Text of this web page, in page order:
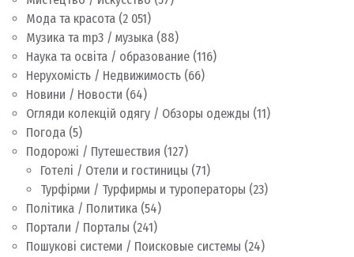
Мода та красота (2 051)
Музика та mp3 / музыка (88)
Наука та освіта / образование (116)
Нерухомість / Недвижимость (66)
Новини / Новости (64)
Огляди колекцій одягу / Обзоры одежды (11)
Погода (5)
Подорожі / Путешествия (127)
Готелі / Отели и гостиницы (71)
Турфірми / Турфирмы и туроператоры (23)
Політика / Политика (54)
Портали / Порталы (241)
Пошукові системи / Поисковые системы (24)